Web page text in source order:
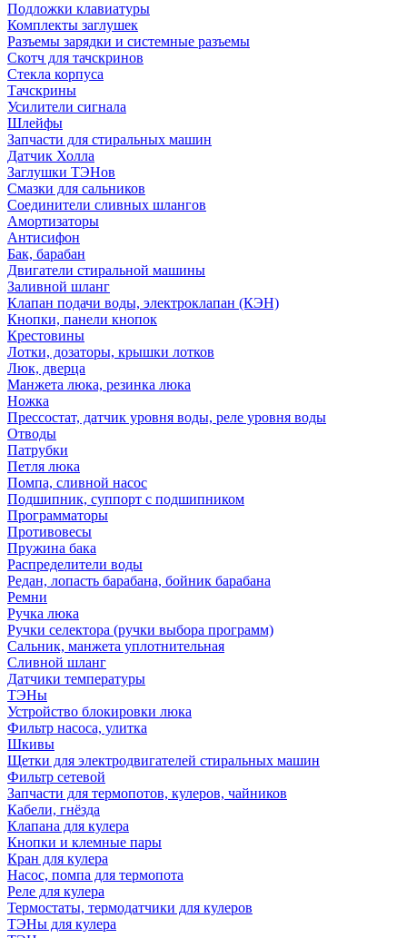
Подложки клавиатуры
Комплекты заглушек
Разъемы зарядки и системные разъемы
Скотч для тачскринов
Стекла корпуса
Тачскрины
Усилители сигнала
Шлейфы
Запчасти для стиральных машин
Датчик Холла
Заглушки ТЭНов
Смазки для сальников
Соединители сливных шлангов
Амортизаторы
Антисифон
Бак, барабан
Двигатели стиральной машины
Заливной шланг
Клапан подачи воды, электроклапан (КЭН)
Кнопки, панели кнопок
Крестовины
Лотки, дозаторы, крышки лотков
Люк, дверца
Манжета люка, резинка люка
Ножка
Прессостат, датчик уровня воды, реле уровня воды
Отводы
Патрубки
Петля люка
Помпа, сливной насос
Подшипник, суппорт с подшипником
Программаторы
Противовесы
Пружина бака
Распределители воды
Редан, лопасть барабана, бойник барабана
Ремни
Ручка люка
Ручки селектора (ручки выбора программ)
Сальник, манжета уплотнительная
Сливной шланг
Датчики температуры
ТЭНы
Устройство блокировки люка
Фильтр насоса, улитка
Шкивы
Щетки для электродвигателей стиральных машин
Фильтр сетевой
Запчасти для термопотов, кулеров, чайников
Кабели, гнёзда
Клапана для кулера
Кнопки и клемные пары
Кран для кулера
Насос, помпа для термопота
Реле для кулера
Термостаты, термодатчики для кулеров
ТЭНы для кулера